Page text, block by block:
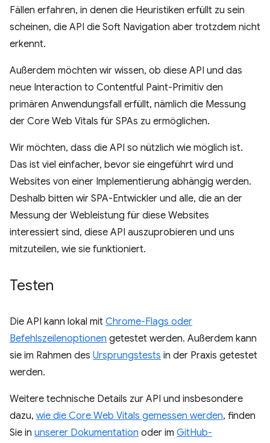
Fällen erfahren, in denen die Heuristiken erfüllt zu sein
scheinen, die API die Soft Navigation aber trotzdem nicht
erkennt.
Außerdem möchten wir wissen, ob diese API und das
neue Interaction to Contentful Paint-Primitiv den
primären Anwendungsfall erfüllt, nämlich die Messung
der Core Web Vitals für SPAs zu ermöglichen.
Wir möchten, dass die API so nützlich wie möglich ist.
Das ist viel einfacher, bevor sie eingeführt wird und
Websites von einer Implementierung abhängig werden.
Deshalb bitten wir SPA-Entwickler und alle, die an der
Messung der Webleistung für diese Websites
interessiert sind, diese API auszuprobieren und uns
mitzuteilen, wie sie funktioniert.
Testen
Die API kann lokal mit Chrome-Flags oder
Befehlszeilenoptionen getestet werden. Außerdem kann
sie im Rahmen des Ursprungstests in der Praxis getestet
werden.
Weitere technische Details zur API und insbesondere
dazu, wie die Core Web Vitals gemessen werden, finden
Sie in unserer Dokumentation oder im GitHub-